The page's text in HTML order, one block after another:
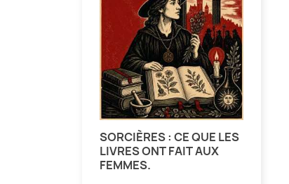
SORCIÈRES : CE QUE LES
LIVRES ONT FAIT AUX
FEMMES.